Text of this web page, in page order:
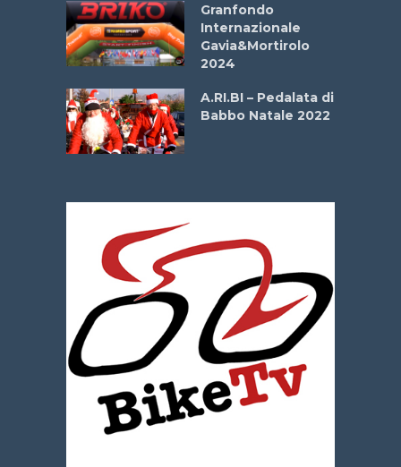
Granfondo
Internazionale
Gavia&Mortirolo
2024
A.RI.BI – Pedalata di
Babbo Natale 2022